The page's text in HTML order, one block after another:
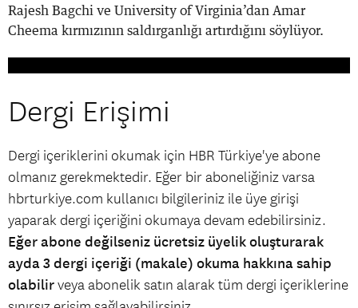
Rajesh Bagchi ve University of Virginia’dan Amar
Cheema kırmızının saldırganlığı artırdığını söylüyor.
Dergi Erişimi
Dergi içeriklerini okumak için HBR Türkiye'ye abone
olmanız gerekmektedir. Eğer bir aboneliğiniz varsa
hbrturkiye.com kullanıcı bilgileriniz ile üye girişi
yaparak dergi içeriğini okumaya devam edebilirsiniz.
Eğer abone değilseniz ücretsiz üyelik oluşturarak
ayda 3 dergi içeriği (makale) okuma hakkına sahip
olabilirveya abonelik satın alarak tüm dergi içeriklerine